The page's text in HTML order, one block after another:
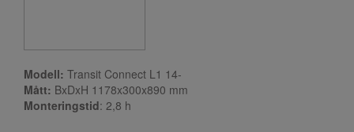
Modell: Transit Connect L1 14-
Mått: BxDxH 1178x300x890 mm
Monteringstid: 2,8 h